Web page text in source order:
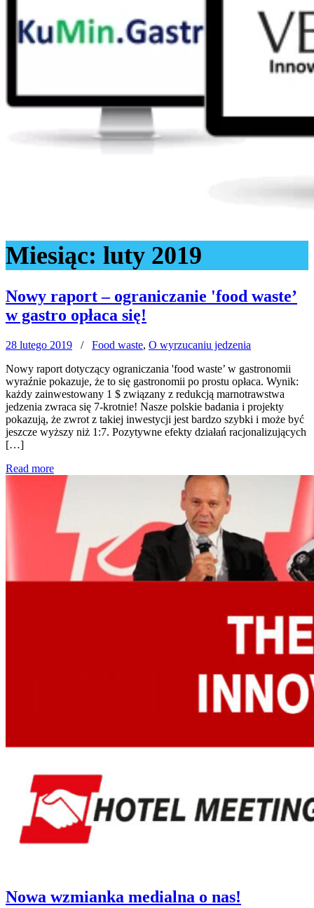
Miesiąc: luty 2019
Nowy raport – ograniczanie 'food waste’
w gastro opłaca się!
28 lutego 2019 / Food waste, O wyrzucaniu jedzenia
Nowy raport dotyczący ograniczania 'food waste’ w gastronomii
wyraźnie pokazuje, że to się gastronomii po prostu opłaca. Wynik:
każdy zainwestowany 1 $ związany z redukcją marnotrawstwa
jedzenia zwraca się 7-krotnie! Nasze polskie badania i projekty
pokazują, że zwrot z takiej inwestycji jest bardzo szybki i może być
jeszcze wyższy niż 1:7. Pozytywne efekty działań racjonalizujących
[…]
Read more
Nowa wzmianka medialna o nas!